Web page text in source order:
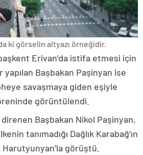
ki görselin altyazı örneğidir.
Erivan’da istifa etmesi için
Başbakan Paşinyan ise
savaşmaya giden eşiyle
görüntülendi.
direnen Başbakan Nikol Paşinyan,
tanımadığı Dağlık Karabağ’ın
görüştü.